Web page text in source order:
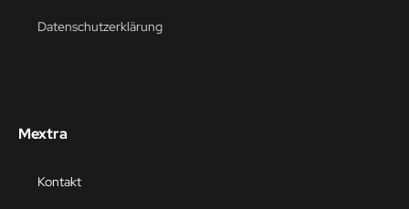
Datenschutzerklärung
Mextra
Kontakt